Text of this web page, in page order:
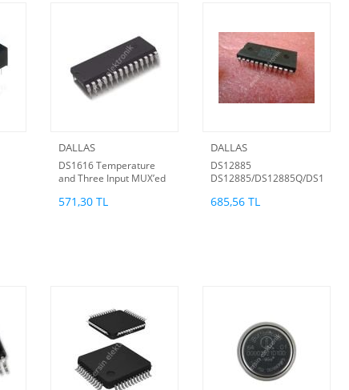
DALLAS
DS1616 Temperature
and Three Input MUX’ed
571,30 TL
DALLAS
DS12885
DS12885/DS12885Q/DS12885T
685,56 TL